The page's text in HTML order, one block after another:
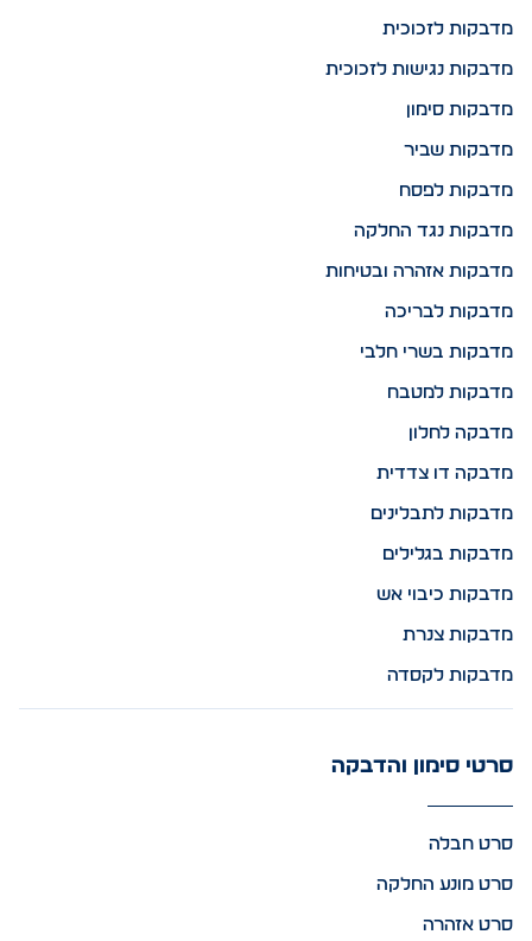
מדבקות לזכוכית
מדבקות נגישות לזכוכית
מדבקות סימון
מדבקות שביר
מדבקות לפסח
מדבקות נגד החלקה
מדבקות אזהרה ובטיחות
מדבקות לבריכה
מדבקות בשרי חלבי
מדבקות למטבח
מדבקה לחלון
מדבקה דו צדדית
מדבקות לתבלינים
מדבקות בגלילים
מדבקות כיבוי אש
מדבקות צנרת
מדבקות לקסדה
סרטי סימון והדבקה
סרט חבלה
סרט מונע החלקה
סרט אזהרה